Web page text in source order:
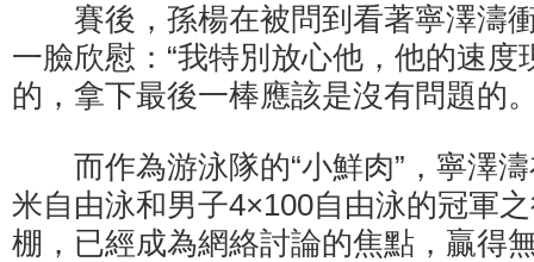
賽後，孫楊在被問到看著寧澤濤
一臉欣慰：“我特別放心他，他的速
的，拿下最後一棒應該是沒有問題的
而作為游泳隊的“小鮮肉”，寧澤濤
米自由泳和男子4×100自由泳的冠軍
棚，已經成為網絡討論的焦點，贏得